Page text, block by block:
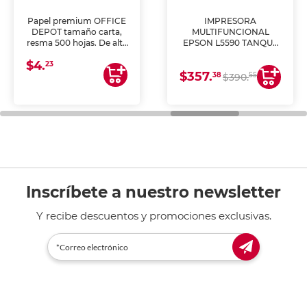
Papel premium OFFICE
DEPOT tamaño carta,
resma 500 hojas. De alta
uniforme, ideal para
impresoras de inyección
de tinta y láser,
general de oficina.
$4.23
IMPRESORA
MULTIFUNCIONAL
EPSON L5590 TANQUE
COPIA Y ESCANEA)
$357.38$390.55
Inscríbete a nuestro newsletter
Y recibe descuentos y promociones exclusivas.